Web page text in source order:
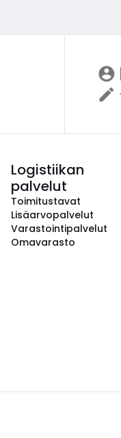
Logistiikan
palvelut
Toimitustavat
Lisäarvopalvelut
Varastointipalvelut
Omavarasto